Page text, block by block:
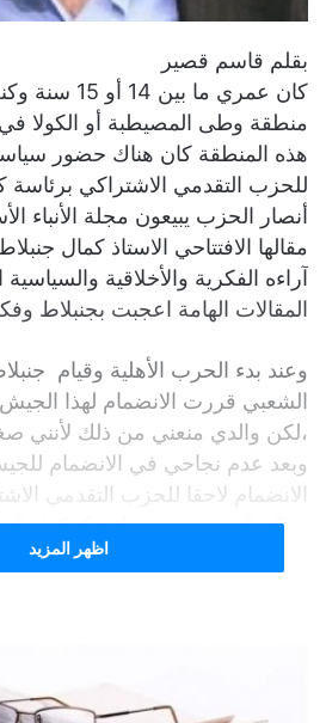
بقلم قاسم قصير
كان عمري ما
منطقة وطى المصيطبة أو الكولا
هذه المنطقة كان هناك حضور
للحزب التقدمي الاشتراكي برئاسة
أنصار الحزب يبيعون مجلة الأنباء
مقالها الافتتاحي الاستاذ كمال
آراءه الفكرية والأخلاقية
المقالات الهامة اعجبت بجنبلاط
وعند بدء الحرب الأهلية وقيام
الشعبي قررت الانضمام لهذا
،لكن والدي منعني من ذلك لأنني
وبعد عدم نجاحي في الانضمام
الانضمام لاحقا للحزب التقدمي
مركز الحزب في منطقة كركول
الياس، وعندما دخلت الى مقر
وبسبب تطور الأوضاع السياسية
بهمومي المعيشية وكنت اتابع
اظهر المزيد